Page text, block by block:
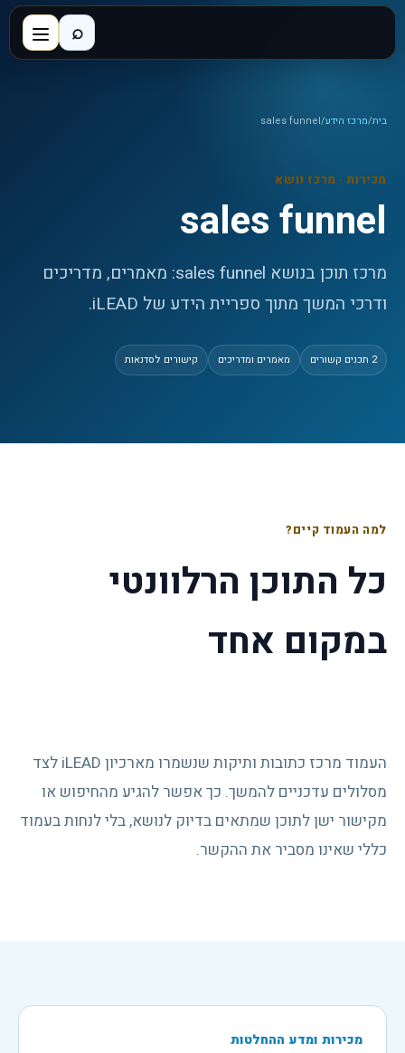
⌕
בית/מרכז הידע/
sales funnel
מכירות· מרכז נושא
sales funnel
מרכז תוכן בנושא sales funnel: מאמרים, מדריכים
ודרכי המשך מתוך ספריית הידע של iLEAD.
2 תכנים קשורים מאמרים ומדריכים קישורים לסדנאות
למה העמוד קיים?
כל התוכן הרלוונטי
במקום אחד
העמוד מרכז כתובות ותיקות שנשמרו מארכיון iLEAD לצד
מסלולים עדכניים להמשך. כך אפשר להגיע מהחיפוש או
מקישור ישן לתוכן שמתאים בדיוק לנושא, בלי לנחות בעמוד
כללי שאינו מסביר את ההקשר.
מכירות ומדע ההחלטות